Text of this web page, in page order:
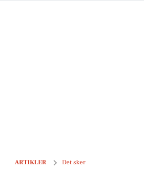
ARTIKLER Det sker
Downtown Dynt: Irsk folkemusik med